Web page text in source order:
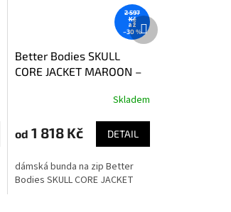
2 597
Kč
až
–30 %
Better Bodies SKULL
CORE JACKET MAROON –
Skladem
od 1 818 Kč DETAIL
dámská bunda na zip Better
Bodies SKULL CORE JACKET
Další
produkt